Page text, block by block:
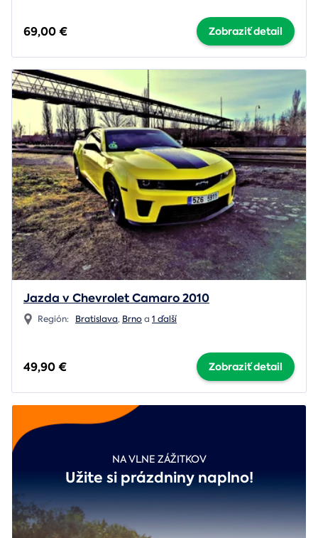
69,00 € Zobraziť detail
Jazda v Chevrolet Camaro 2010
Región: Bratislava, Brnoa 1 ďalší
49,90 € Zobraziť detail
NA VLNE ZÁŽITKOV
Užite si prázdniny naplno!